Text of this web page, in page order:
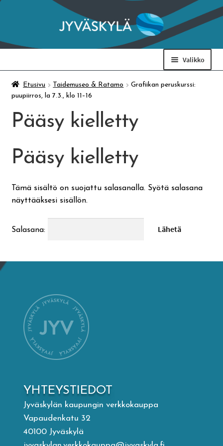
Siirry
navigointiin
Siirry
sisältöön
Valikko
Taidemuseo & Ratamo
Suomen käsityön museo
Ateria- ja välipalamaksut
Kirjasto
Visit Jyvaskyla Region
Valon Kaupunki
Lasten Lysti & LystiKylä-festivaali
Ohje
Etusivu Taidemuseo & Ratamo
Grafiikan peruskurssi:
puupiirros, la 7.3., klo 11–16
Pääsy kielletty
Pääsy kielletty
Tämä sisältö on suojattu salasanalla. Syötä salasana
näyttääksesi sisällön.
Salasana:
YHTEYSTIEDOT
Jyväskylän kaupungin verkkokauppa
Vapaudenkatu 32
40100 Jyväskylä